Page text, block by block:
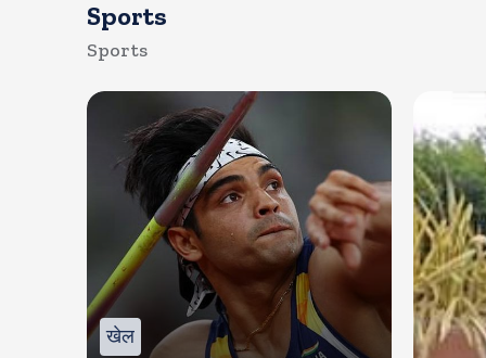
Sports
Sports
खेल